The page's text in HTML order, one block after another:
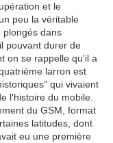
et le
peu la véritable
plongés dans
pouvant durer de
on se rappelle qu'il a
larron est
qui vivaient
l'histoire du mobile.
du GSM, format
latitudes, dont
eu une première